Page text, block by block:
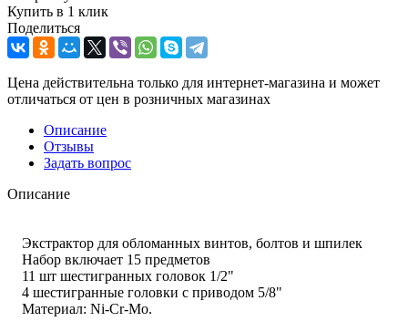
Купить в 1 клик
Поделиться
Цена действительна только для интернет-магазина и может
отличаться от цен в розничных магазинах
Описание
Отзывы
Задать вопрос
Описание
Экстрактор для обломанных винтов, болтов и шпилек
Набор включает 15 предметов
11 шт шестигранных головок 1/2"
4 шестигранные головки с приводом 5/8"
Материал: Ni-Cr-Mo.